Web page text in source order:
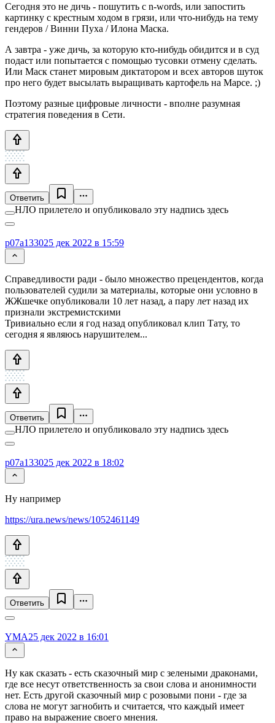
Сегодня это не дичь - пошутить с n-words, или запостить
картинку с крестным ходом в грязи, или что-нибудь на тему
гендеров / Винни Пуха / Илона Маска.
А завтра - уже дичь, за которую кто-нибудь обидится и в суд
подаст или попытается с помощью тусовки отмену сделать.
Или Маск станет мировым диктатором и всех авторов шуток
про него будет высылать выращивать картофель на Марсе. ;)
Поэтому разные цифровые личности - вполне разумная
стратегия поведения в Сети.
Ответить
НЛО прилетело и опубликовало эту надпись здесь
p07a133025 дек 2022 в 15:59
Справедливости ради - было множество прецендентов, когда
пользователей судили за материалы, которые они условно в
ЖЖшечке опубликовали 10 лет назад, а пару лет назад их
признали экстремистскими
Тривиально если я год назад опубликовал клип Тату, то
сегодня я являюсь нарушителем...
Ответить
НЛО прилетело и опубликовало эту надпись здесь
p07a133025 дек 2022 в 18:02
Ну например
https://ura.news/news/1052461149
Ответить
YMA25 дек 2022 в 16:01
Ну как сказать - есть сказочный мир с зелеными драконами,
где все несут ответственность за свои слова и анонимности
нет. Есть другой сказочный мир с розовыми пони - где за
слова не могут загнобить и считается, что каждый имеет
право на выражение своего мнения.